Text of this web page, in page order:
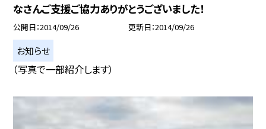
なさんご支援ご協力ありがとうございました！
公開日 2014/09/26 更新日 2014/09/26
お知らせ
（写真で一部紹介します）